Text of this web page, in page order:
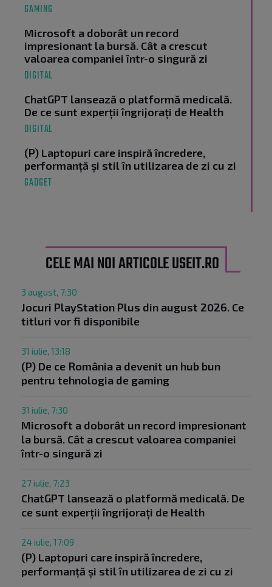
GAMING
Microsoft a doborât un record
impresionant la bursă. Cât a crescut
valoarea companiei într-o singură zi
DIGITAL
ChatGPT lansează o platformă medicală.
De ce sunt experții îngrijorați de Health
DIGITAL
(P) Laptopuri care inspiră încredere,
performanță și stil în utilizarea de zi cu zi
GADGET
CELE MAI NOI ARTICOLE USEIT.RO
3 august, 7:30
Jocuri PlayStation Plus din august 2026. Ce
titluri vor fi disponibile
31 iulie, 13:18
(P) De ce România a devenit un hub bun
pentru tehnologia de gaming
31 iulie, 7:30
Microsoft a doborât un record impresionant
la bursă. Cât a crescut valoarea companiei
într-o singură zi
27 iulie, 7:23
ChatGPT lansează o platformă medicală. De
ce sunt experții îngrijorați de Health
24 iulie, 17:09
(P) Laptopuri care inspiră încredere,
performanță și stil în utilizarea de zi cu zi